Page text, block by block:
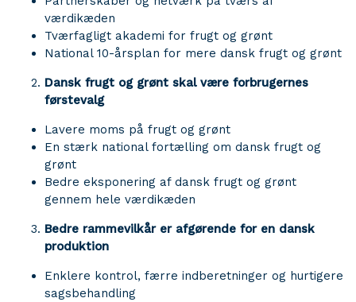
værdikæden
Tværfagligt akademi for frugt og grønt
National 10-årsplan for mere dansk frugt og grønt
Dansk frugt og grønt skal være forbrugernes
førstevalg
Lavere moms på frugt og grønt
En stærk national fortælling om dansk frugt og
grønt
Bedre eksponering af dansk frugt og grønt
gennem hele værdikæden
Bedre rammevilkår er afgørende for en dansk
produktion
Enklere kontrol, færre indberetninger og hurtigere
sagsbehandling